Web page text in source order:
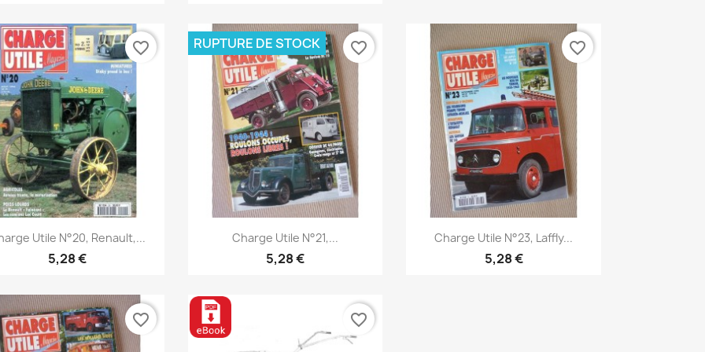
 Aperçu rapide
Utile N°20, Renault,...
5,28 €
favorite_border
Aperçu rapide
Charge Utile N°21,...
5,28 €
RUPTURE DE STOCK favorite_border
Aperçu rapide
Charge Utile N°23, Laffly...
5,28 €
favorite_border
favorite_border favorite_border